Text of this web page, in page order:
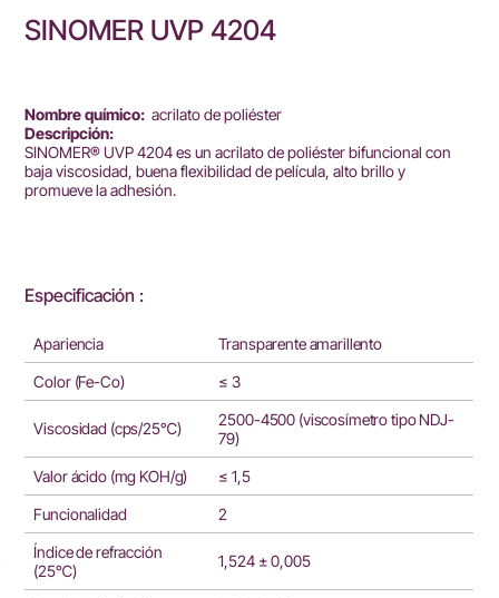
SINOMER UVP 4204
Nombre químico: acrilato de poliéster
Descripción:
SINOMER® UVP 4204 es un acrilato de poliéster bifuncional con
baja viscosidad, buena flexibilidad de película, alto brillo y
promueve la adhesión.
Especificación :
Apariencia Transparente amarillento
Color (Fe-Co) ≤ 3
Viscosidad (cps/25℃)
2500-4500 (viscosímetro tipo NDJ-
79)
Valor ácido (mg KOH/g)
≤ 1,5
Funcionalidad
2
Índice de refracción
(25℃)
1,524 ± 0,005